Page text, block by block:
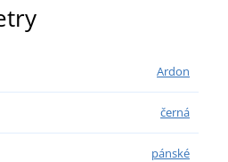
Ardon
černá
pánské